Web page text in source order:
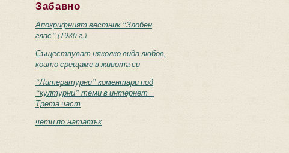
Забавно
Апокрифният вестник “Злобен
глас” (1980 г.)
Съществуват няколко вида любов,
които срещаме в живота си
“Литературни” коментари под
“културни” теми в интернет –
Трета част
чети по-нататък